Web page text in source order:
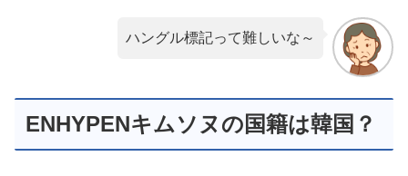
ハングル標記って難しいな～
ENHYPENキムソヌの国籍は韓国？